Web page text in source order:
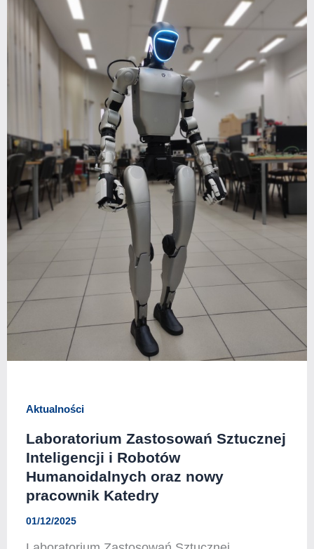
Aktualności
Laboratorium Zastosowań Sztucznej
Inteligencji i Robotów
Humanoidalnych oraz nowy
pracownik Katedry
01/12/2025